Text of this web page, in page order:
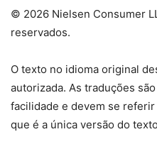
© 2026 Nielsen Consumer
reservados.
O texto no idioma original
autorizada. As traduções
facilidade e devem se
que é a única versão do